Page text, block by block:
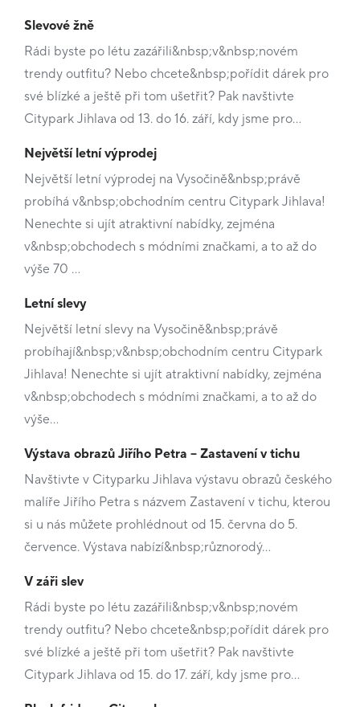
Slevové žně
Rádi byste po létu zazářili&nbsp;v&nbsp;novém
trendy outfitu? Nebo chcete&nbsp;pořídit dárek pro
své blízké a ještě při tom ušetřit? Pak navštivte
Citypark Jihlava od 13. do 16. září, kdy jsme pro…
Největší letní výprodej
Největší letní výprodej na Vysočině&nbsp;právě
probíhá v&nbsp;obchodním centru Citypark Jihlava!
Nenechte si ujít atraktivní nabídky, zejména
v&nbsp;obchodech s módními značkami, a to až do
výše 70 …
Letní slevy
Největší letní slevy na Vysočině&nbsp;právě
probíhají&nbsp;v&nbsp;obchodním centru Citypark
Jihlava! Nenechte si ujít atraktivní nabídky, zejména
v&nbsp;obchodech s módními značkami, a to až do
výše…
Výstava obrazů Jiřího Petra – Zastavení v tichu
Navštivte v Cityparku Jihlava výstavu obrazů českého
malíře Jiřího Petra s názvem Zastavení v tichu, kterou
si u nás můžete prohlédnout od 15. června do 5.
července. Výstava nabízí&nbsp;různorodý…
V záři slev
Rádi byste po létu zazářili&nbsp;v&nbsp;novém
trendy outfitu? Nebo chcete&nbsp;pořídit dárek pro
své blízké a ještě při tom ušetřit? Pak navštivte
Citypark Jihlava od 15. do 17. září, kdy jsme pro…